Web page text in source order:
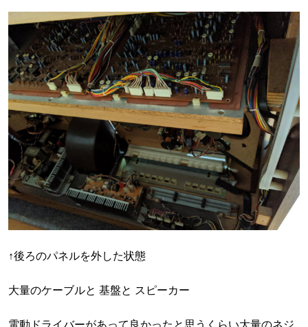
↑後ろのパネルを外した状態
大量のケーブルと 基盤と スピーカー
電動ドライバーがあって良かったと思うくらい大量のネジ